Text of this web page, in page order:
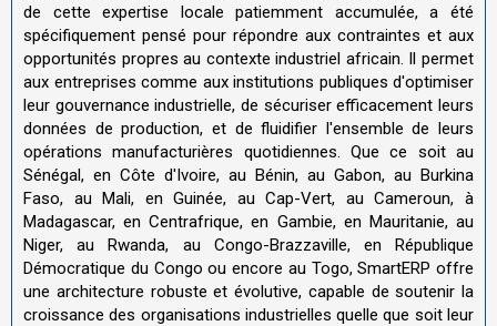
de cette expertise locale patiemment accumulée, a été
spécifiquement pensé pour répondre aux contraintes et aux
opportunités propres au contexte industriel africain. Il permet
aux entreprises comme aux institutions publiques d'optimiser
leur gouvernance industrielle, de sécuriser efficacement leurs
données de production, et de fluidifier l'ensemble de leurs
opérations manufacturières quotidiennes. Que ce soit au
Sénégal, en Côte d'Ivoire, au Bénin, au Gabon, au Burkina
Faso, au Mali, en Guinée, au Cap-Vert, au Cameroun, à
Madagascar, en Centrafrique, en Gambie, en Mauritanie, au
Niger, au Rwanda, au Congo-Brazzaville, en République
Démocratique du Congo ou encore au Togo, SmartERP offre
une architecture robuste et évolutive, capable de soutenir la
croissance des organisations industrielles quelle que soit leur